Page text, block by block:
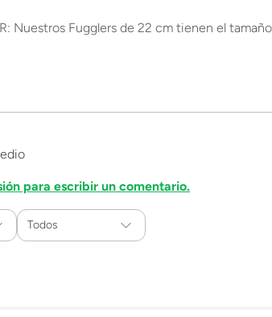
Nuestros Fugglers de 22 cm tienen el
para escribir un comentario.
Todos